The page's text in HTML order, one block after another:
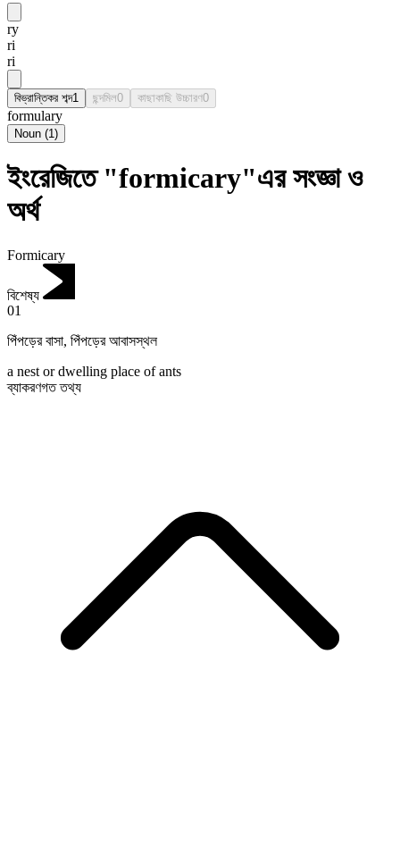
ry
ri
ri
বিভ্রান্তিকর শব্দ1 ছন্দমিল0 কাছাকাছি উচ্চারণ0
formulary
Noun (1)
ইংরেজিতে "formicary"এর সংজ্ঞা ও
অর্থ
Formicary
বিশেষ্য
01
পিঁপড়ের বাসা, পিঁপড়ের আবাসস্থল
a nest or dwelling place of ants
ব্যাকরণগত তথ্য